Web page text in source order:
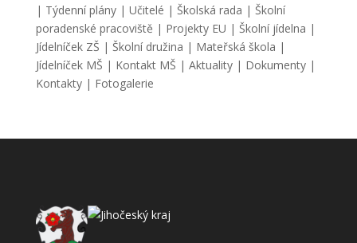
| Týdenní plány| Učitelé | Školská rada | Školní
poradenské pracoviště | Projekty EU | Školní jídelna |
Jídelníček ZŠ | Školní družina | Mateřská škola |
Jídelníček MŠ | Kontakt MŠ | Aktuality| Dokumenty|
Kontakty| Fotogalerie